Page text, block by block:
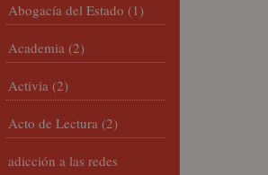
Abogacía del Estado (1)
Academia (2)
Activia (2)
Acto de Lectura (2)
adicción a las redes